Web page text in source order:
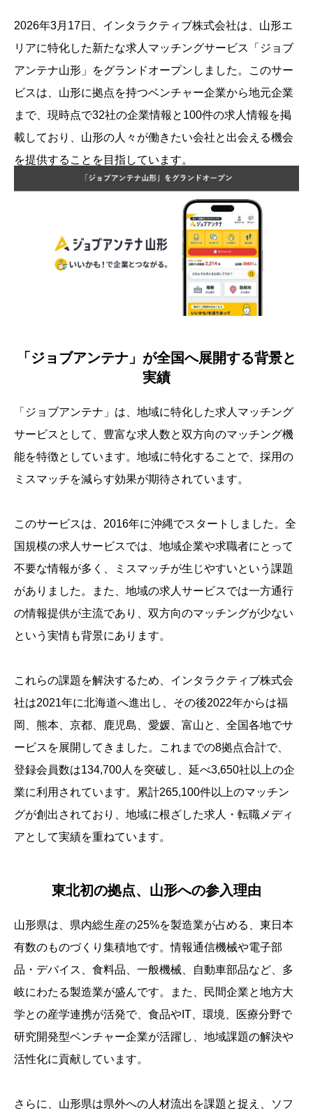
2026年3月17日、インタラクティブ株式会社は、山形エ
リアに特化した新たな求人マッチングサービス「ジョブ
アンテナ山形」をグランドオープンしました。このサー
ビスは、山形に拠点を持つベンチャー企業から地元企業
まで、現時点で32社の企業情報と100件の求人情報を掲
載しており、山形の人々が働きたい会社と出会える機会
を提供することを目指しています。
「ジョブアンテナ」が全国へ展開する背景と
実績
「ジョブアンテナ」は、地域に特化した求人マッチング
サービスとして、豊富な求人数と双方向のマッチング機
能を特徴としています。地域に特化することで、採用の
ミスマッチを減らす効果が期待されています。
このサービスは、2016年に沖縄でスタートしました。全
国規模の求人サービスでは、地域企業や求職者にとって
不要な情報が多く、ミスマッチが生じやすいという課題
がありました。また、地域の求人サービスでは一方通行
の情報提供が主流であり、双方向のマッチングが少ない
という実情も背景にあります。
これらの課題を解決するため、インタラクティブ株式会
社は2021年に北海道へ進出し、その後2022年からは福
岡、熊本、京都、鹿児島、愛媛、富山と、全国各地でサ
ービスを展開してきました。これまでの8拠点合計で、
登録会員数は134,700人を突破し、延べ3,650社以上の企
業に利用されています。累計265,100件以上のマッチン
グが創出されており、地域に根ざした求人・転職メディ
アとして実績を重ねています。
東北初の拠点、山形への参入理由
山形県は、県内総生産の25%を製造業が占める、東日本
有数のものづくり集積地です。情報通信機械や電子部
品・デバイス、食料品、一般機械、自動車部品など、多
岐にわたる製造業が盛んです。また、民間企業と地方大
学との産学連携が活発で、食品やIT、環境、医療分野で
研究開発型ベンチャー企業が活躍し、地域課題の解決や
活性化に貢献しています。
さらに、山形県は県外への人材流出を課題と捉え、ソフ